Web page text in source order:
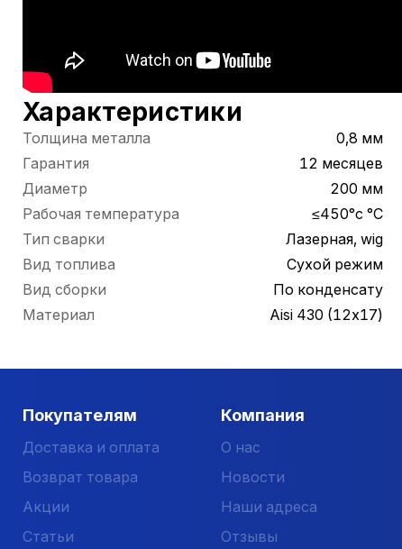
Характеристики
Толщина металла
0,8 мм
Гарантия
12 месяцев
Диаметр
200 мм
Рабочая температура
≤450°c °С
Тип сварки
Лазерная, wig
Вид топлива
Сухой режим
Вид сборки
По конденсату
Материал
Aisi 430 (12х17)
Покупателям
Доставка и оплата
Возврат товара
Акции
Статьи
Компания
О нас
Новости
Наши адреса
Отзывы